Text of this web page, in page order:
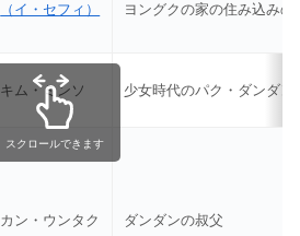
（イ・セフィ）
ヨングクの家の住み込みの
キム・ミンソ 少女時代のパク・ダンダン
カン・ウンタク ダンダンの叔父
スクロールできます